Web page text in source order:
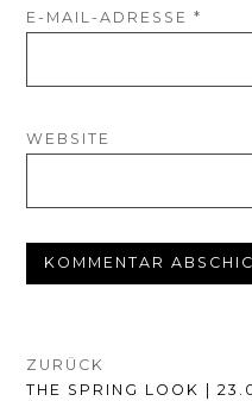
E-MAIL-ADRESSE*
WEBSITE
ZURÜCK
VORHERIGER
THE SPRING LOOK |